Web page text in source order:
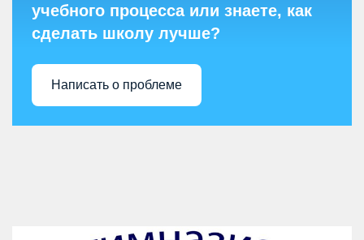
учебного процесса или знаете, как
сделать школу лучше?
Написать о проблеме